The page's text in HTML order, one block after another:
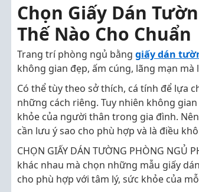
Chọn Giấy Dán
Thế Nào Cho Chuẩn
Trang trí phòng ngủ bằng giấy dán
không gian đẹp, ấm cúng, lãng mạn
Có thể tùy theo sở thích, cá tính để lựa
những cách riêng. Tuy nhiên không
khỏe của người thân trong gia đình.
cần lưu ý sao cho phù hợp và là điều
CHỌN GIẤY DÁN TƯỜNG PHÒNG
khác nhau mà chọn những mẫu giấy
cho phù hợp với tâm lý, sức khỏe của